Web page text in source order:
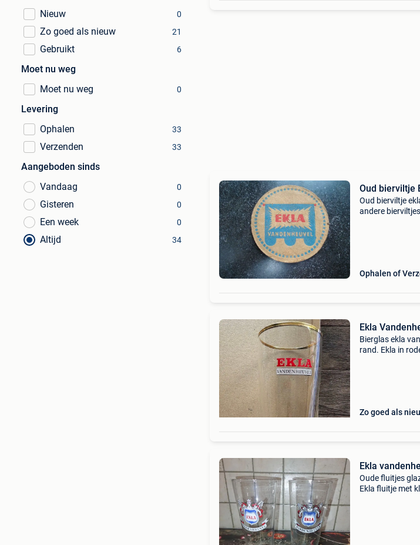
Nieuw
0
Zo goed als nieuw 21
Gebruikt 6
Moet nu weg
Moet nu weg
0
Levering
Ophalen
33
Verzenden 33
Aangeboden sinds
Vandaag
0
Gisteren 0
Een week 0
Altijd 34
Oud bierviltje
Oud bierviltje
andere
Ophalen of
Ekla
Bierglas ekla
rand. Ekla in
Zo goed als
Ekla
Oude fluitjes
Ekla fluitje met